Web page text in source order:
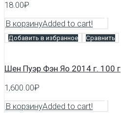
18.00₽
В корзинуAdded to cart!
Добавить в избранное Сравнить
Шен Пуэр Фэн Яо 2014 г. 100 г
1,600.00₽
В корзинуAdded to cart!